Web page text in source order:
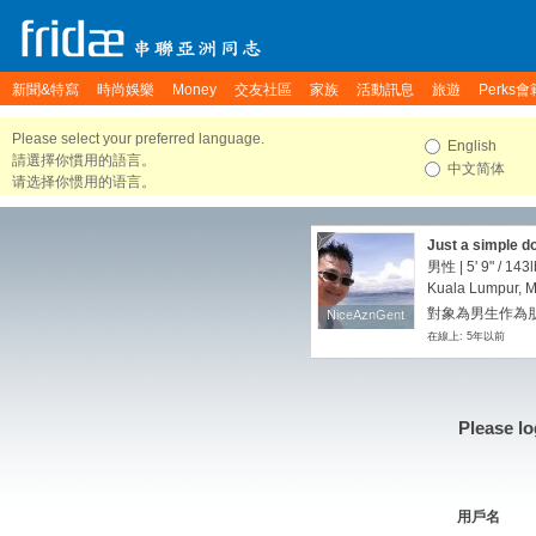
新聞&特寫 時尚娛樂 Money 交友社區 家族 活動訊息 旅遊 Perks會
Please select your preferred language.
請選擇你慣用的語言。
请选择你惯用的语言。
English
中文简体
NiceAznGent
NiceAznGent
Just a simple
男性 | 5' 9" /
Kuala Lumpur,
對象為男生作為
在線上: 5年以前
Please
用戶名